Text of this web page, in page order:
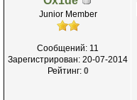
Junior Member
Сообщений: 11
Зарегистрирован: 20-07-2014
Рейтинг: 0